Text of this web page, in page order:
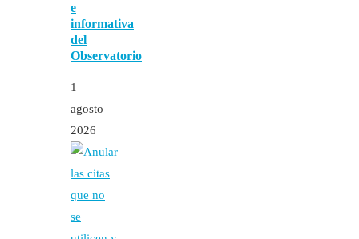
e
informativa
del
Observatorio
1
agosto
2026